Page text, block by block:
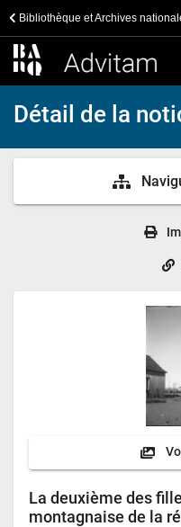
Bibliothèque et Archives
Détail de la
La deuxième des
montagnaise de la